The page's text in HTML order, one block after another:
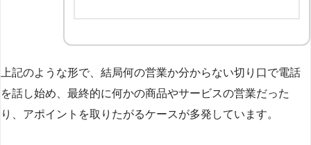
上記のような形で、結局何の営業か分からない切り口で電話
を話し始め、最終的に何かの商品やサービスの営業だった
り、アポイントを取りたがるケースが多発しています。